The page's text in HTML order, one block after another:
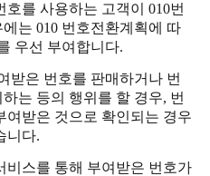
를 사용하는 고객이 010번
는 010 번호전환계획에 따
우선 부여합니다.
받은 번호를 판매하거나 번
는 등의 행위를 할 경우, 번
여받은 것으로 확인되는 경우
니다.
스를 통해 부여받은 번호가